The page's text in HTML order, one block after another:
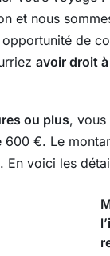
et nous
de
avoir droit
ou plus,
600 €. Le
En voici les